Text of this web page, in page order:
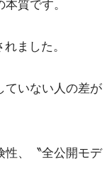
質です。
ました。
ていない人の差が
性、〝全公開モデ